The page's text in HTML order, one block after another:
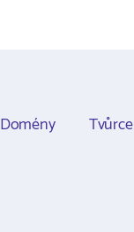
Domény Tvůrce